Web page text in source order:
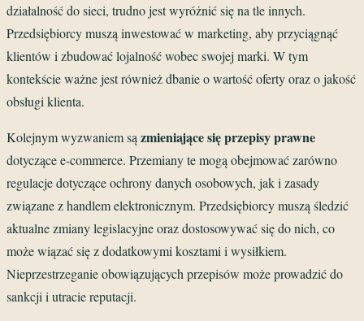
działalność do sieci, trudno jest wyróżnić się na tle innych.
Przedsiębiorcy muszą inwestować w marketing, aby przyciągnąć
klientów i zbudować lojalność wobec swojej marki. W tym
kontekście ważne jest również dbanie o wartość oferty oraz o jakość
obsługi klienta.
Kolejnym wyzwaniem sązmieniające się przepisy prawne
dotyczące e-commerce. Przemiany te mogą obejmować zarówno
regulacje dotyczące ochrony danych osobowych, jak i zasady
związane z handlem elektronicznym. Przedsiębiorcy muszą śledzić
aktualne zmiany legislacyjne oraz dostosowywać się do nich, co
może wiązać się z dodatkowymi kosztami i wysiłkiem.
Nieprzestrzeganie obowiązujących przepisów może prowadzić do
sankcji i utracie reputacji.